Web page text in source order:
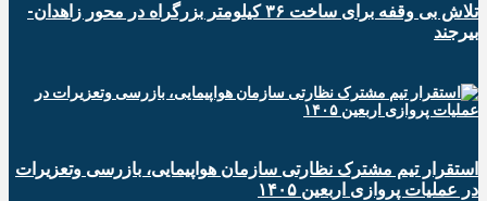
تلاش بی وقفه برای ساخت ۳۶ کیلومتر بزرگراه در محور زاهدان-
بیرجند
استقرار تیم مشترک نظارتی سازمان هواپیمایی، بازرسی وتعزیرات
در عملیات پروازی اربعین ۱۴۰۵